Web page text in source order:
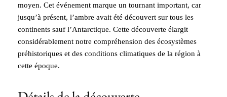
moyen. Cet événement marque un tournant important, car
jusqu’à présent, l’ambre avait été découvert sur tous les
continents sauf l’Antarctique. Cette découverte élargit
considérablement notre compréhension des écosystèmes
préhistoriques et des conditions climatiques de la région à
cette époque.